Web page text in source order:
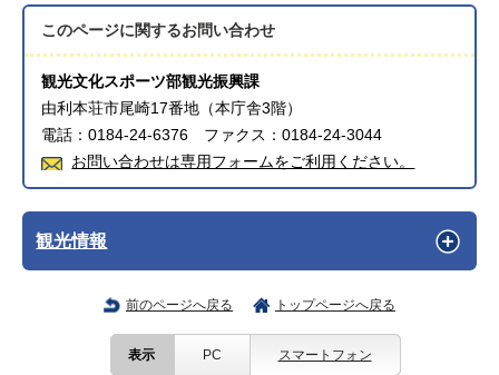
このページに関するお問い合わせ
観光文化スポーツ部観光振興課
由利本荘市尾崎17番地（本庁舎3階）
電話：0184-24-6376 ファクス：0184-24-3044
お問い合わせは専用フォームをご利用ください。
観光情報
前のページへ戻る トップページへ戻る
表示 PC スマートフォン